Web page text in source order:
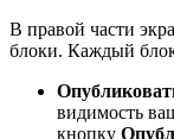
В правой части
блоки. Каждый
видимость
кнопку